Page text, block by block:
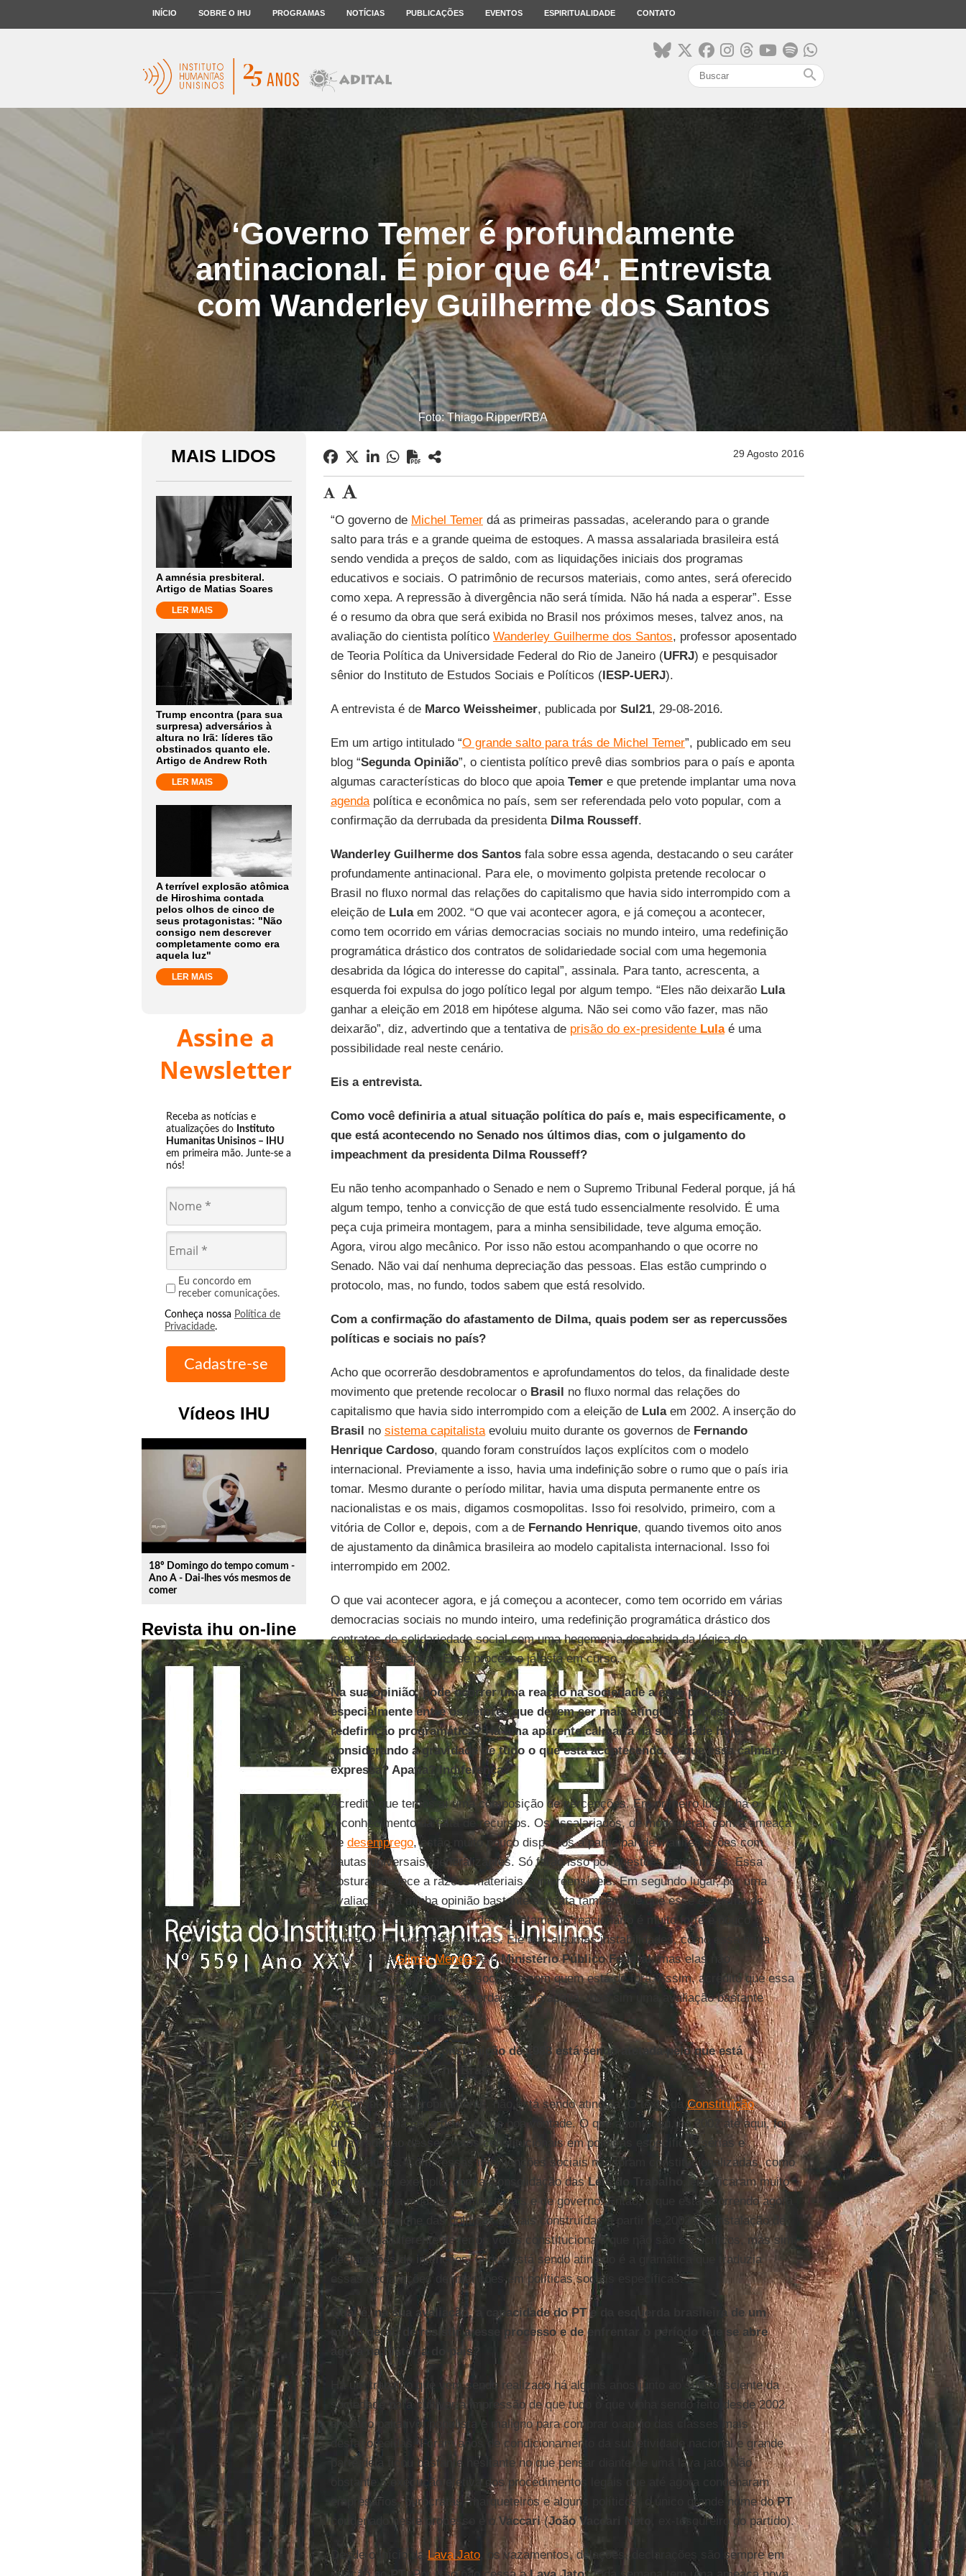
INÍCIO SOBRE O IHU PROGRAMAS NOTÍCIAS PUBLICAÇÕES EVENTOS ESPIRITUALIDADE CONTATO
search
‘Governo Temer é profundamente
antinacional. É pior que 64’. Entrevista
com Wanderley Guilherme dos Santos
Foto: Thiago Ripper/RBA
MAIS LIDOS
A amnésia presbiteral.
Artigo de Matias Soares
LER MAIS
Trump encontra (para sua
surpresa) adversários à
altura no Irã: líderes tão
obstinados quanto ele.
Artigo de Andrew Roth
LER MAIS
A terrível explosão atômica
de Hiroshima contada
pelos olhos de cinco de
seus protagonistas: "Não
consigo nem descrever
completamente como era
aquela luz"
LER MAIS
Assine a
Newsletter
Receba as notícias e
atualizações do Instituto
Humanitas Unisinos – IHU
em primeira mão. Junte-se a
nós!
Eu concordo em
receber comunicações.
Conheça nossa Política de
Privacidade.
Vídeos IHU
play_circle_outline
18º Domingo do tempo comum -
Ano A - Dai-lhes vós mesmos de
comer
Revista ihu on-line
29 Agosto 2016
“O governo de Michel Temerdá as primeiras passadas, acelerando para o grande
salto para trás e a grande queima de estoques. A massa assalariada brasileira está
sendo vendida a preços de saldo, com as liquidações iniciais dos programas
educativos e sociais. O patrimônio de recursos materiais, como antes, será oferecido
como xepa. A repressão à divergência não será tímida. Não há nada a esperar”. Esse
é o resumo da obra que será exibida no Brasil nos próximos meses, talvez anos, na
avaliação do cientista político Wanderley Guilherme dos Santos, professor aposentado
de Teoria Política da Universidade Federal do Rio de Janeiro (UFRJ) e pesquisador
sênior do Instituto de Estudos Sociais e Políticos (IESP-UERJ).
A entrevista é de Marco Weissheimer, publicada por Sul21, 29-08-2016.
Em um artigo intitulado “O grande salto para trás de Michel Temer”, publicado em seu
blog “Segunda Opinião”, o cientista político prevê dias sombrios para o país e aponta
algumas características do bloco que apoia Temere que pretende implantar uma nova
agendapolítica e econômica no país, sem ser referendada pelo voto popular, com a
confirmação da derrubada da presidenta Dilma Rousseff.
Wanderley Guilherme dos Santosfala sobre essa agenda, destacando o seu caráter
profundamente antinacional. Para ele, o movimento golpista pretende recolocar o
Brasil no fluxo normal das relações do capitalismo que havia sido interrompido com a
eleição de Lulaem 2002. “O que vai acontecer agora, e já começou a acontecer,
como tem ocorrido em várias democracias sociais no mundo inteiro, uma redefinição
programática drástico dos contratos de solidariedade social com uma hegemonia
desabrida da lógica do interesse do capital”, assinala. Para tanto, acrescenta, a
esquerda foi expulsa do jogo político legal por algum tempo. “Eles não deixarão Lula
ganhar a eleição em 2018 em hipótese alguma. Não sei como vão fazer, mas não
deixarão”, diz, advertindo que a tentativa de prisão do ex-presidente Lulaé uma
possibilidade real neste cenário.
Eis a entrevista.
Como você definiria a atual situação política do país e, mais especificamente, o
que está acontecendo no Senado nos últimos dias, com o julgamento do
impeachment da presidenta Dilma Rousseff?
Eu não tenho acompanhado o Senado e nem o Supremo Tribunal Federal porque, já há
algum tempo, tenho a convicção de que está tudo essencialmente resolvido. É uma
peça cuja primeira montagem, para a minha sensibilidade, teve alguma emoção.
Agora, virou algo mecânico. Por isso não estou acompanhando o que ocorre no
Senado. Não vai daí nenhuma depreciação das pessoas. Elas estão cumprindo o
protocolo, mas, no fundo, todos sabem que está resolvido.
Com a confirmação do afastamento de Dilma, quais podem ser as repercussões
políticas e sociais no país?
Acho que ocorrerão desdobramentos e aprofundamentos do telos, da finalidade deste
movimento que pretende recolocar o Brasil no fluxo normal das relações do
capitalismo que havia sido interrompido com a eleição de Lulaem 2002. A inserção do
Brasil no sistema capitalistaevoluiu muito durante os governos de Fernando
Henrique Cardoso, quando foram construídos laços explícitos com o modelo
internacional. Previamente a isso, havia uma indefinição sobre o rumo que o país iria
tomar. Mesmo durante o período militar, havia uma disputa permanente entre os
nacionalistas e os mais, digamos cosmopolitas. Isso foi resolvido, primeiro, com a
vitória de Collor e, depois, com a de Fernando Henrique, quando tivemos oito anos
de ajustamento da dinâmica brasileira ao modelo capitalista internacional. Isso foi
interrompido em 2002.
O que vai acontecer agora, e já começou a acontecer, como tem ocorrido em várias
democracias sociais no mundo inteiro, uma redefinição programática drástico dos
contratos de solidariedade social com uma hegemonia desabrida da lógica do
interesse do capital. Esse processo já está em curso.
Na sua opinião, pode ocorrer uma reação na sociedade a esse processo,
especialmente entre os setores que devem ser mais atingidos por essa
redefinição programática? Há uma aparente calmaria na sociedade hoje,
considerando a gravidade de tudo o que está acontecendo. O que essa calmaria
expressa? Apatia? Indiferença?
Acredito que temos aí uma composição de percepções. Em primeiro lugar, há o
reconhecimento da falta de recursos. Os assalariados, de modo geral, com a ameaça
de desemprego, estão muito pouco dispostos a participar de manifestações com
pautas universais, generalizantes. Só farão isso por questões específicas. Essa
postura obedece a razões materiais compreensíveis. Em segundo lugar, por uma
avaliação, na minha opinião bastante sensata também, de que esse esquema de
redefinição programática e de reajustamento reacionário é muito forte e pouco
vulnerável a pressões externas. Ele tem algumas instabilidades, como essa briga
agora entreGilmar Mendese oMinistério Público Federal, mas elas não
transbordarão para uma associação com quem está de fora. Assim, acredito que essa
aparente apatia não é, na verdade, uma apatia, mas sim uma avaliação bastante
pessimista, porém racional.
Em que medida a Constituição de 1988 está sendo afetada pelo que está
acontecendo agora no Brasil?
A Constituição, propriamente, não está sendo atingida. O texto daConstituição
consagra uma série de votos de boa vontade. O que aconteceu, de 2002 até aqui, foi
uma tradução desses votos constitucionais em políticas específicas sérias e
sistemáticas. Como essas intervenções sociais não foram constitucionalizadas, como
ocorreu, por exemplo, com a Consolidação dasLeis do Trabalho
, elas ficaram muito
vulneráveis a mudanças ministeriais e de governo. Então, o que está ocorrendo agora
é um desmanche das políticas sociais construídas a partir de 2002 e a instalação de
uma forma diferente de ler os votos constitucionais que não são específicos, mas sim
declarações de intenções. O que está sendo atingido é a gramática que traduzia
essas declarações de intenções em políticas sociais específicas.
Qual é, na sua avaliação, a capacidade do PT e da esquerda brasileira de um
modo geral, de resistir a esse processo e de enfrentar o período que se abre
agora na história do país?
Há um trabalho que vem sendo realizado há alguns anos junto ao subconsciente da
sociedade para cultivar a impressão de que tudo o que vinha sendo feito desde 2002
era algo paliativo, populista e maligno para comprar o apoio das classes mais
desfavorecidas. Foram anos de condicionamento da subjetividade nacional e grande
parte dela ficou bastante hesitante no que pensar diante de uma lava jato. Não
obstante a execução efetiva dos procedimentos legais que até agora condenaram
empresários, burocratas, marqueteiros e alguns políticos, o único grande nome doPT
condenado neste processo é oVaccari(João Vaccari Neto , ex-tesoureiro do partido).
Desde o início da Lava Jato, os vazamentos, delações, declarações são sempre em